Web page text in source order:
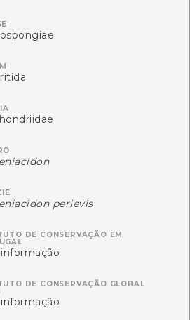
Hieraaetus pennatus
ROCHA FERNANDO
perlevis
DE CONSERVAÇÃO EM
DE CONSERVAÇÃO GLOBAL